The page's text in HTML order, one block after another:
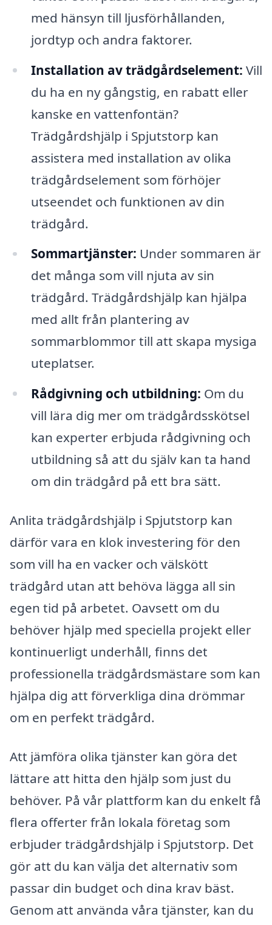
med hänsyn till ljusförhållanden,
jordtyp och andra faktorer.
Installation av trädgårdselement: Vill
du ha en ny gångstig, en rabatt eller
kanske en vattenfontän?
Trädgårdshjälp i Spjutstorp kan
assistera med installation av olika
trädgårdselement som förhöjer
utseendet och funktionen av din
trädgård.
Sommartjänster: Under sommaren är
det många som vill njuta av sin
trädgård. Trädgårdshjälp kan hjälpa
med allt från plantering av
sommarblommor till att skapa mysiga
uteplatser.
Rådgivning och utbildning: Om du
vill lära dig mer om trädgårdsskötsel
kan experter erbjuda rådgivning och
utbildning så att du själv kan ta hand
om din trädgård på ett bra sätt.
Anlita trädgårdshjälp i Spjutstorp kan
därför vara en klok investering för den
som vill ha en vacker och välskött
trädgård utan att behöva lägga all sin
egen tid på arbetet. Oavsett om du
behöver hjälp med speciella projekt eller
kontinuerligt underhåll, finns det
professionella trädgårdsmästare som kan
hjälpa dig att förverkliga dina drömmar
om en perfekt trädgård.
Att jämföra olika tjänster kan göra det
lättare att hitta den hjälp som just du
behöver. På vår plattform kan du enkelt få
flera offerter från lokala företag som
erbjuder trädgårdshjälp i Spjutstorp. Det
gör att du kan välja det alternativ som
passar din budget och dina krav bäst.
Genom att använda våra tjänster, kan du